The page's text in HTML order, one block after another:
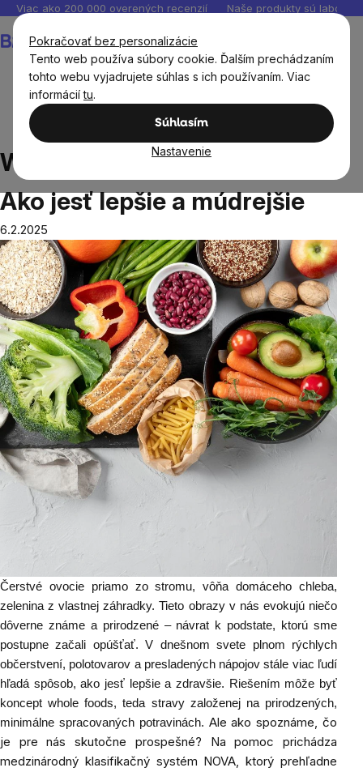
Pokračovať bez personalizácie
Tento web používa súbory cookie. Ďalším prechádzaním
tohto webu vyjadrujete súhlas s ich používaním. Viac
informáciítu.
Súhlasím
Nastavenie
Prejsť
obsah
Viac ako 200 000 overených recenzií Naše produkty sú
košík
Whole foods a systém NOVA: Ako jesť lepšie a
múdrejšie
Whole foods a systém NOVA:
Ako jesť lepšie a múdrejšie
6.2.2025
Čerstvé ovocie priamo zo stromu, vôňa domáceho chleba,
zelenina z vlastnej záhradky. Tieto obrazy v nás evokujú niečo
dôverne známe a prirodzené – návrat k podstate, ktorú sme
postupne začali opúšťať. V dnešnom svete plnom rýchlych
občerstvení, polotovarov a presladených nápojov stále viac ľudí
hľadá spôsob, ako jesť lepšie a zdravšie. Riešením môže byť
koncept whole foods, teda stravy založenej na prirodzených,
minimálne spracovaných potravinách. Ale ako spoznáme, čo
je pre nás skutočne prospešné? Na pomoc prichádza
medzinárodný klasifikačný systém NOVA, ktorý prehľadne